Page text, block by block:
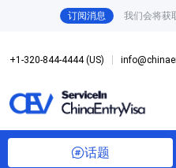
订阅消息 我们会将获
+1-320-844-4444 (US)
话题